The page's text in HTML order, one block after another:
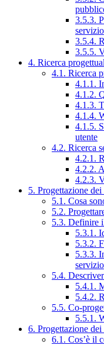
3.5.3.
servizio
3.5.4.
3.5.5.
4. Ricerca
4.1. Ricerca
4.1.1.
4.1.2.
4.1.3.
4.1.4.
4.1.5.
utente
4.2. Ricerca
4.2.1.
4.2.2.
4.2.3.
5. Progettazione dei
5.1. Cosa
5.2.
5.3. Definire
5.3.1.
5.3.2.
5.3.3.
servizio
5.4.
5.4.1.
5.4.2.
5.5. Co-
5.5.1.
6. Progettazione dei
6.1. Cos’è il